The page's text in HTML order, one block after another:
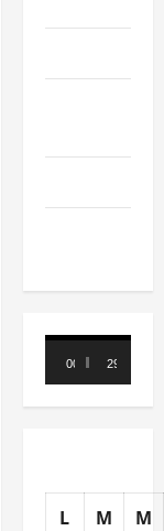
Lecteur
vidéo
00:00 29:21
L M M